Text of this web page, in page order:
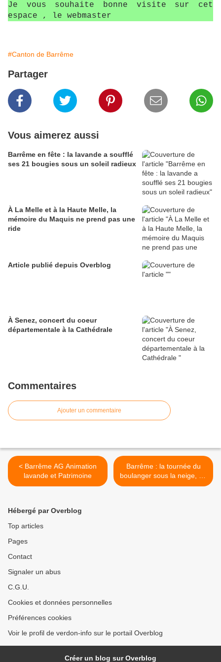
Je vous souhaite bonne visite sur cet
espace , le webmaster
#Canton de Barrême
Partager
Vous aimerez aussi
Barrême en fête : la lavande a soufflé
ses 21 bougies sous un soleil radieux
À La Melle et à la Haute Melle, la
mémoire du Maquis ne prend pas une
ride
Article publié depuis Overblog
À Senez, concert du coeur
départementale à la Cathédrale
Commentaires
Ajouter un commentaire
< Barrême AG Animation
lavande et Patrimoine
Barrême : la tournée du
boulanger sous la neige, un
outil de proximité et de
Hébergé par Overblog
Top articles
Pages
Contact
Signaler un abus
C.G.U.
Cookies et données personnelles
Préférences cookies
Voir le profil de verdon-info sur le portail Overblog
Créer un blog sur Overblog